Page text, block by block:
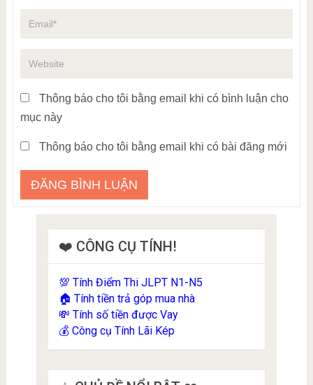
Thông báo cho tôi bằng email khi có bình luận cho
mục này
Thông báo cho tôi bằng email khi có bài đăng mới
❤️ CÔNG CỤ TÍNH!
💯 Tính Điểm Thi JLPT N1-N5
🏠 Tính tiền trả góp mua nhà
💸 Tính số tiền được Vay
💰 Công cụ Tính Lãi Kép